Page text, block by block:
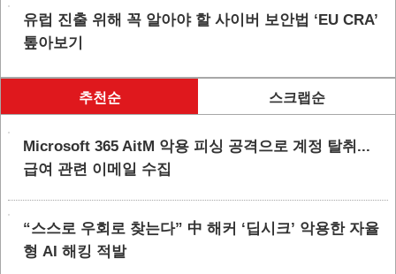
유럽 진출 위해 꼭 알아야 할 사이버 보안법 ‘EU CRA’
톺아보기
추천순 스크랩순
Microsoft 365 AitM 악용 피싱 공격으로 계정 탈취...
급여 관련 이메일 수집
“스스로 우회로 찾는다” 中 해커 ‘딥시크’ 악용한 자율
형 AI 해킹 적발